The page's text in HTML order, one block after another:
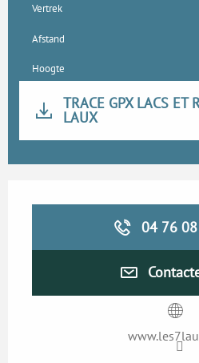
Praktische informatie
Vertrek
Afstand
Hoogte
TRACE GPX LACS ET
LAUX
04 76